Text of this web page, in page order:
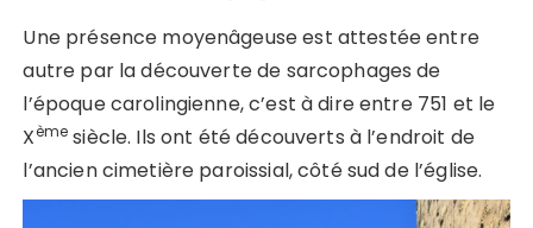
Une présence moyenâgeuse est attestée entre
autre par la découverte de sarcophages de
l’époque carolingienne, c’est à dire entre 751 et le
Xème siècle. Ils ont été découverts à l’endroit de
l’ancien cimetière paroissial, côté sud de l’église.